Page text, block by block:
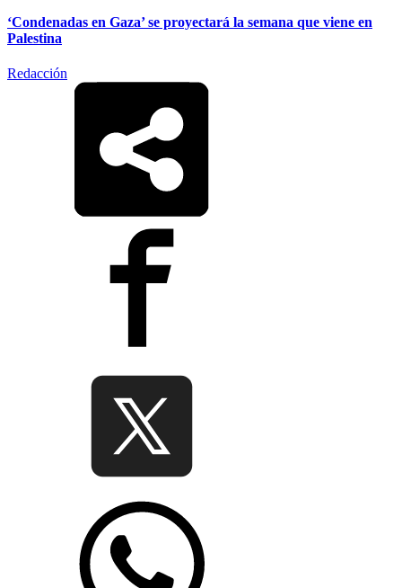
‘Condenadas en Gaza’ se proyectará la semana que viene en
Palestina
Redacción